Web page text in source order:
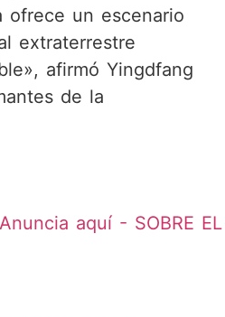
ofrece un escenario
extraterrestre
afirmó Yingdfang
de la